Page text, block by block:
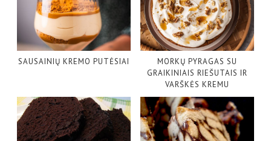
SAUSAINIŲ KREMO PUTĖSIAI
MORKŲ PYRAGAS SU
GRAIKINIAIS RIEŠUTAIS IR
VARŠKĖS KREMU